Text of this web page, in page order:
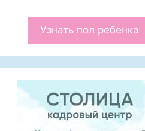
Узнать пол ребенка